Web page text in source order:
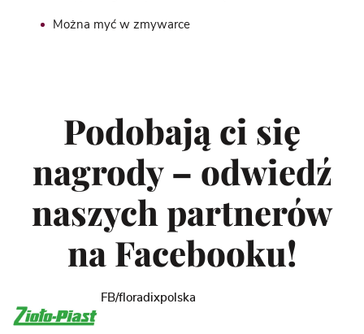
Można myć w zmywarce
Podobają ci się
nagrody – odwiedź
naszych partnerów
na Facebooku!
FB/floradixpolska